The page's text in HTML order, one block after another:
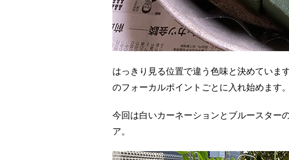
はっきり見る位置で違う色味と決めていま
のフォーカルポイントごとに入れ始めます。
今回は白いカーネーションとブルースター
ア。